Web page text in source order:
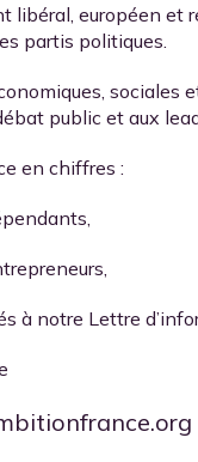
libéral, européen et
partis politiques.
sociales
public et aux
en chiffres :
à notre Lettre